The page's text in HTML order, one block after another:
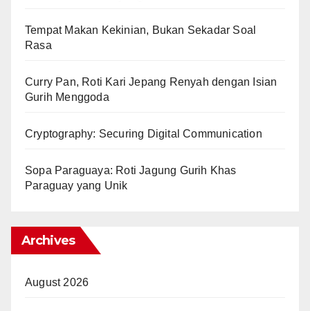
Tempat Makan Kekinian, Bukan Sekadar Soal
Rasa
Curry Pan, Roti Kari Jepang Renyah dengan Isian
Gurih Menggoda
Cryptography: Securing Digital Communication
Sopa Paraguaya: Roti Jagung Gurih Khas
Paraguay yang Unik
Archives
August 2026